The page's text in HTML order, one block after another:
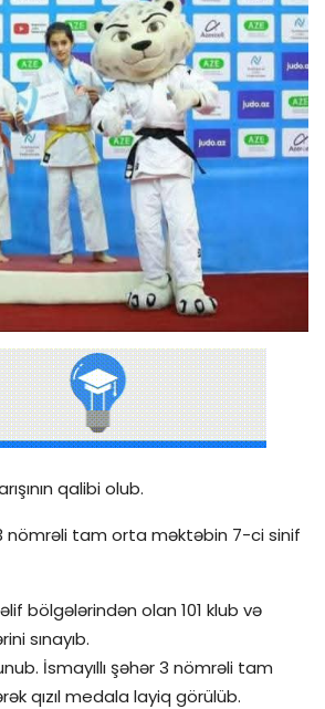
qalibi olub.
3 nömrəli tam orta məktəbin 7-ci sinif
bölgələrindən olan 101 klub və
sınayıb.
İsmayıllı şəhər 3 nömrəli tam
qızıl medala layiq görülüb.